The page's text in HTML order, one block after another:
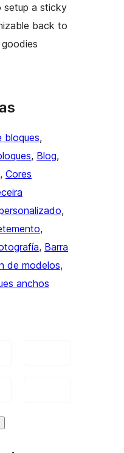
setup a sticky
back to
bloques
, Blog
, Cores
, Barra
de modelos
anchos